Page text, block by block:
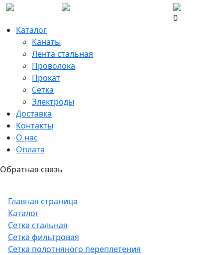
0
Каталог
Канаты
Лента стальная
Проволока
Прокат
Сетка
Электроды
Доставка
Контакты
О нас
Оплата
Обратная связь
Главная страница
Каталог
Сетка стальная
Сетка фильтровая
Сетка полотняного переплетения